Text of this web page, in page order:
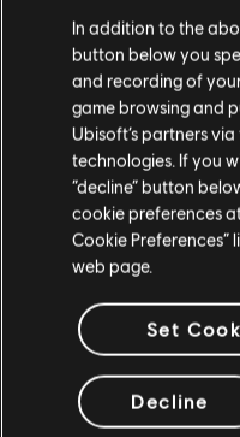
-21 % d'actions
dessous).
+21 % d'actions
dessous).
-22 % d'éliminations
Classé et -23 % en
-16 % de matchs
en mode Standard.
-35 % de destruction
et -43 % en mode
Voici un aperçu détaillé
par match, et nous
In addition to the
button below you
and recording of
game browsing and
Ubisoft’s partners
technologies. If you
“decline” button
cookie preferences
Cookie Preferences”
web page.
Set
Decline